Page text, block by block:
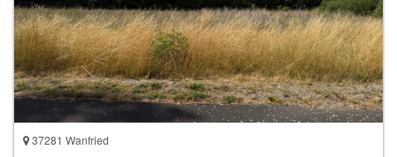
37281 Wanfried